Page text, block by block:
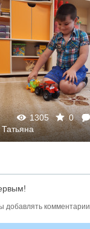
1305 0
Татьяна
добавлять комментарии